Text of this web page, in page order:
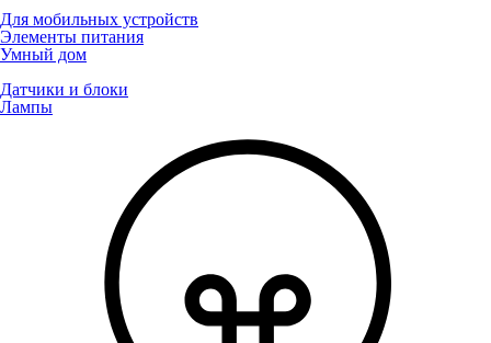
Для мобильных устройств
Элементы питания
Умный дом
Датчики и блоки
Лампы